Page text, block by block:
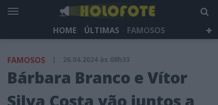
HOME ÚLTIMAS
FAMOSOS
HOLOFOTE TV
NEWSLETTER
FAMOSOS | 26.04.2024 às 08h33
Bárbara Branco e Vítor